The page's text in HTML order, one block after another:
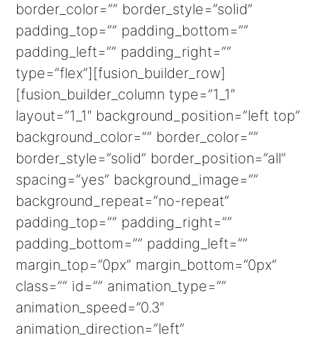
border_color=”” border_style=”solid”
padding_top=”” padding_bottom=””
padding_left=”” padding_right=””
type=”flex”][fusion_builder_row]
[fusion_builder_column type=”1_1″
layout=”1_1″ background_position=”left top”
background_color=”” border_color=””
border_style=”solid” border_position=”all”
spacing=”yes” background_image=””
background_repeat=”no-repeat”
padding_top=”” padding_right=””
padding_bottom=”” padding_left=””
margin_top=”0px” margin_bottom=”0px”
class=”” id=”” animation_type=””
animation_speed=”0.3″
animation_direction=”left”